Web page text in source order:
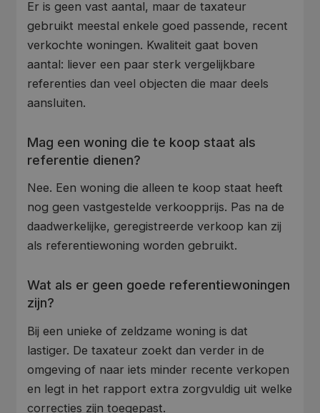
Er is geen vast aantal, maar de taxateur
gebruikt meestal enkele goed passende, recent
verkochte woningen. Kwaliteit gaat boven
aantal: liever een paar sterk vergelijkbare
referenties dan veel objecten die maar deels
aansluiten.
Mag een woning die te koop staat als
referentie dienen?
Nee. Een woning die alleen te koop staat heeft
nog geen vastgestelde verkoopprijs. Pas na de
daadwerkelijke, geregistreerde verkoop kan zij
als referentiewoning worden gebruikt.
Wat als er geen goede referentiewoningen
zijn?
Bij een unieke of zeldzame woning is dat
lastiger. De taxateur zoekt dan verder in de
omgeving of naar iets minder recente verkopen
en legt in het rapport extra zorgvuldig uit welke
correcties zijn toegepast.